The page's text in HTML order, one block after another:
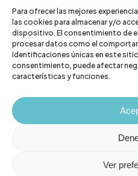
Para ofrecer las mejores
las cookies para almacenar y/o
dispositivo. El consentimiento de
procesar datos como el
identificaciones únicas en este
consentimiento, puede afectar
características y funciones.
Ver
GUÍA DE COMPRA
Preguntas frecuentes
Paga a plazos con Klarna
Paga a plazos con
scalapay